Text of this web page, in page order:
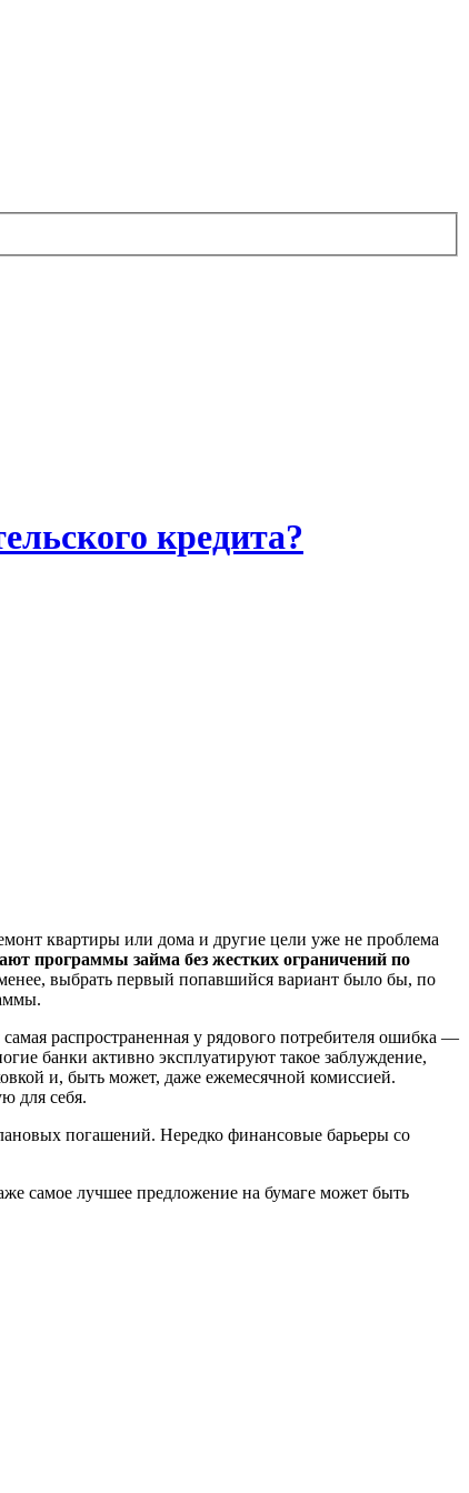
кредита?
квартиры или дома и другие цели уже не проблема
программы займа без жестких ограничений по
выбрать первый попавшийся вариант было бы, по
распространенная у рядового потребителя ошибка —
банки активно эксплуатируют такое заблуждение,
и, быть может, даже ежемесячной комиссией.
для себя.
погашений. Нередко финансовые барьеры со
самое лучшее предложение на бумаге может быть